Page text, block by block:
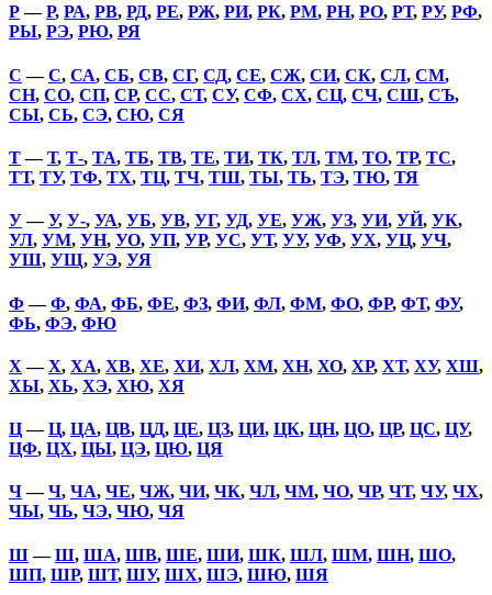
Р—Р, РА, РВ, РД, РЕ, РЖ, РИ, РК, РМ, РН, РО, РТ, РУ, РФ,
РЫ, РЭ, РЮ, РЯ
С —С, СА, СБ, СВ, СГ, СД, СЕ, СЖ, СИ, СК, СЛ, СМ,
СН, СО, СП, СР, СС, СТ, СУ, СФ, СХ, СЦ, СЧ, СШ, СЪ,
СЫ, СЬ, СЭ, СЮ, СЯ
Т—Т, Т-, ТА, ТБ, ТВ, ТЕ, ТИ, ТК, ТЛ, ТМ, ТО, ТР, ТС,
ТТ, ТУ, ТФ, ТХ, ТЦ, ТЧ, ТШ, ТЫ, ТЬ, ТЭ, ТЮ, ТЯ
У—У, У-, УА, УБ, УВ, УГ, УД, УЕ, УЖ, УЗ, УИ, УЙ, УК,
УЛ, УМ, УН, УО, УП, УР, УС, УТ, УУ, УФ, УХ, УЦ, УЧ,
УШ, УЩ, УЭ, УЯ
Ф —Ф, ФА, ФБ, ФЕ, ФЗ, ФИ, ФЛ, ФМ, ФО, ФР, ФТ, ФУ,
ФЬ, ФЭ, ФЮ
Х —Х, ХА, ХВ, ХЕ, ХИ, ХЛ, ХМ, ХН, ХО, ХР, ХТ, ХУ, ХШ,
ХЫ, ХЬ, ХЭ, ХЮ, ХЯ
Ц—Ц, ЦА, ЦВ, ЦД, ЦЕ, ЦЗ, ЦИ, ЦК, ЦН, ЦО, ЦР, ЦС, ЦУ,
ЦФ, ЦХ, ЦЫ, ЦЭ, ЦЮ, ЦЯ
Ч—Ч, ЧА, ЧЕ, ЧЖ, ЧИ, ЧК, ЧЛ, ЧМ, ЧО, ЧР, ЧТ, ЧУ, ЧХ,
ЧЫ, ЧЬ, ЧЭ, ЧЮ, ЧЯ
Ш—Ш, ША, ШВ, ШЕ, ШИ, ШК, ШЛ, ШМ, ШН, ШО,
ШП, ШР, ШТ, ШУ, ШХ, ШЭ, ШЮ, ШЯ